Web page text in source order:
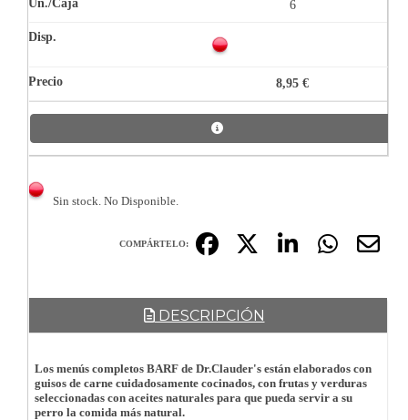
6
8,95 €
Sin stock. No Disponible.
COMPÁRTELO:
DESCRIPCIÓN
Los menús completos BARF de Dr.Clauder's están elaborados con
guisos de carne cuidadosamente cocinados, con frutas y verduras
seleccionadas con aceites naturales para que pueda servir a su
perro la comida más natural.